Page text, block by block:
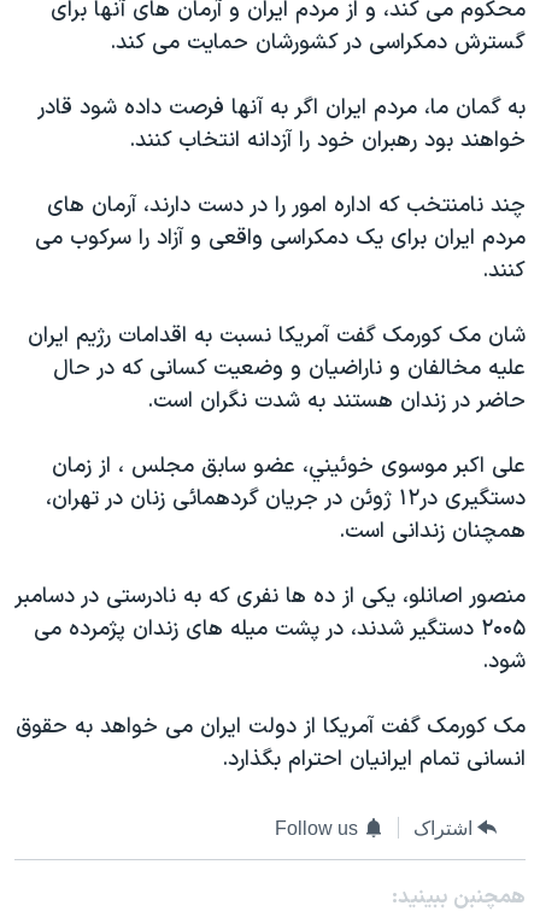
سفر پرزیدنت ترامپ به چین
محکوم می کند، و از مردم ايران و آرمان های آنها برای
گسترش دمکراسی در کشورشان حمايت می کند.
به گمان ما، مردم ايران اگر به آنها فرصت داده شود قادر
خواهند بود رهبران خود را آزدانه انتخاب کنند.
چند نامنتخب که اداره امور را در دست دارند، آرمان های
مردم ايران برای يک دمکراسی واقعی و آزاد را سرکوب می
کنند.
شان مک کورمک گفت آمريکا نسبت به اقدامات رژيم ايران
عليه مخالفان و ناراضيان و وضعيت کسانی که در حال
حاضر در زندان هستند به شدت نگران است.
علی اکبر موسوی خوئيني، عضو سابق مجلس ، از زمان
دستگيری در۱۲ ژوئن در جريان گردهمائی زنان در تهران،
همچنان زندانی است.
منصور اصانلو، يکی از ده ها نفری که به نادرستی در دسامبر
۲۰۰۵ دستگير شدند، در پشت ميله های زندان پژمرده می
شود.
مک کورمک گفت آمريکا از دولت ايران می خواهد به حقوق
انسانی تمام ايرانيان احترام بگذارد.
اشتراک Follow us
همچنبن ببینید: